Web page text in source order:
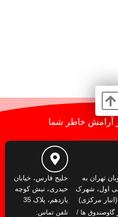
آرامش خاطر شما
3 اتوبان تهران به
اول، شهرک
مرکزی)
گاوصندوق ها /
خلیج فارس، خیابان
حیدری، نبش کوچه
یازدهم، پلاک 35
تلفن تماس: